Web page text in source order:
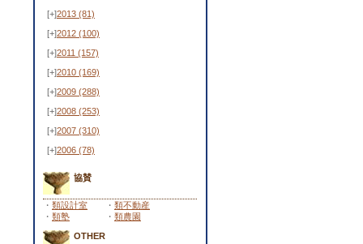
[+]2013 (81)
[+]2012 (100)
[+]2011 (157)
[+]2010 (169)
[+]2009 (288)
[+]2008 (253)
[+]2007 (310)
[+]2006 (78)
協賛
・ 類設計室 ・ 類不動産
・ 類塾 ・ 類農園
OTHER